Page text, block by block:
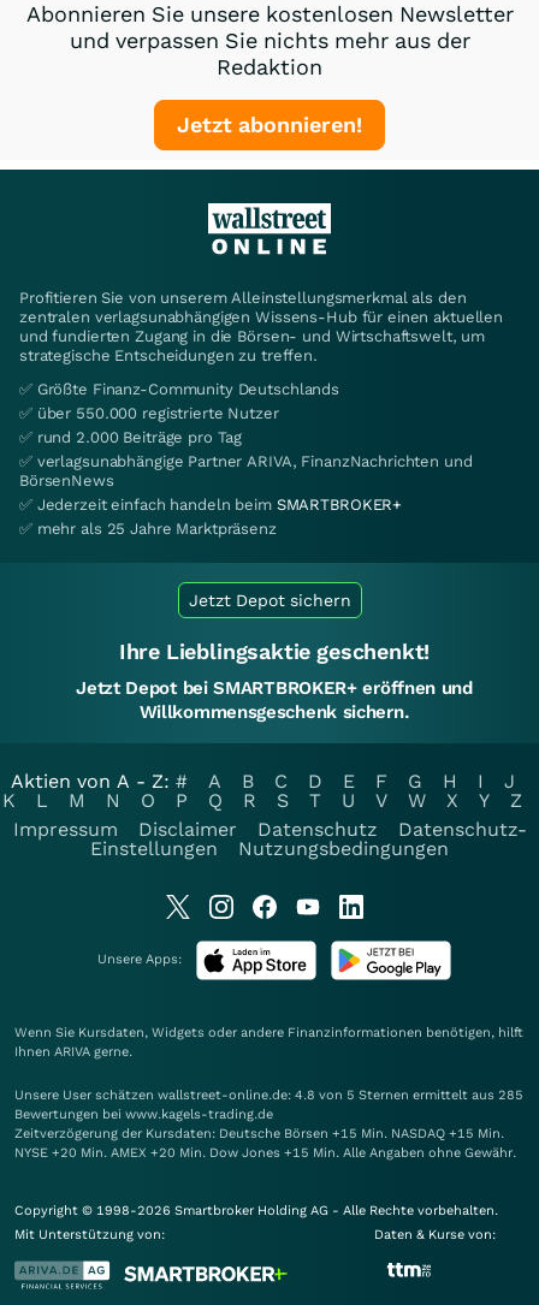
Abonnieren Sie unsere kostenlosen Newsletter
und verpassen Sie nichts mehr aus der
Redaktion
Jetzt abonnieren!
Profitieren Sie von unserem Alleinstellungsmerkmal als den
zentralen verlagsunabhängigen Wissens-Hub für einen aktuellen
und fundierten Zugang in die Börsen- und Wirtschaftswelt, um
strategische Entscheidungen zu treffen.
✅ Größte Finanz-Community Deutschlands
✅ über 550.000 registrierte Nutzer
✅ rund 2.000 Beiträge pro Tag
✅ verlagsunabhängige Partner ARIVA, FinanzNachrichten und
BörsenNews
✅ Jederzeit einfach handeln beim SMARTBROKER+
✅ mehr als 25 Jahre Marktpräsenz
Jetzt Depot sichern
Ihre Lieblingsaktie geschenkt!
Jetzt Depot bei SMARTBROKER+ eröffnen und
Willkommensgeschenk sichern.
Aktien von A - Z: # A B C D E F G H I
J
K
L M N O P Q R S T U V W X Y
Z
Impressum
Disclaimer Datenschutz
Datenschutz-
Einstellungen
Nutzungsbedingungen
Unsere Apps:
Wenn Sie Kursdaten, Widgets oder andere Finanzinformationen benötigen, hilft
Ihnen ARIVA gerne.
Unsere User schätzen wallstreet-online.de: 4.8 von 5 Sternen ermittelt aus 285
Bewertungen bei www.kagels-trading.de
Zeitverzögerung der Kursdaten: Deutsche Börsen +15 Min. NASDAQ +15 Min.
NYSE +20 Min. AMEX +20 Min. Dow Jones +15 Min. Alle Angaben ohne Gewähr.
Copyright © 1998-2026 Smartbroker Holding AG - Alle Rechte vorbehalten.
Mit Unterstützung von:
Daten & Kurse von: